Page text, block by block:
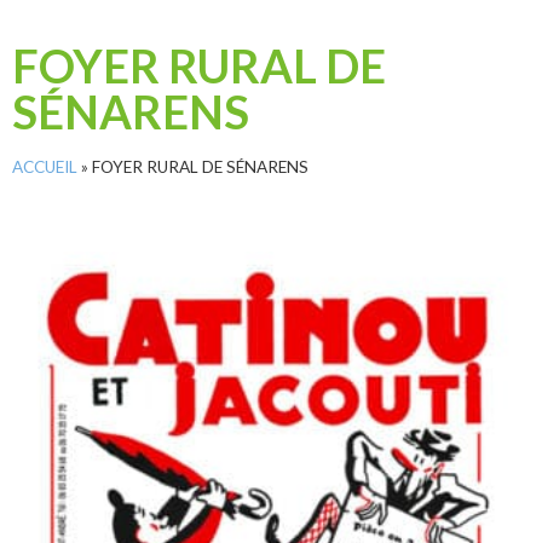
FOYER RURAL DE
SÉNARENS
ACCUEIL » FOYER RURAL DE SÉNARENS